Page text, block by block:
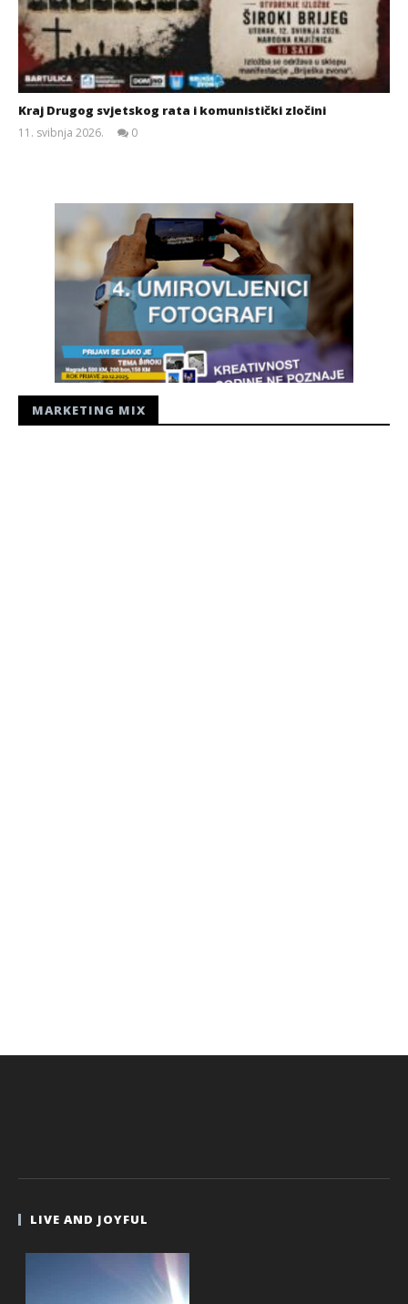
Kraj Drugog svjetskog rata i komunistički zločini
11. svibnja 2026.
0
MARKETING MIX
LIVE AND JOYFUL